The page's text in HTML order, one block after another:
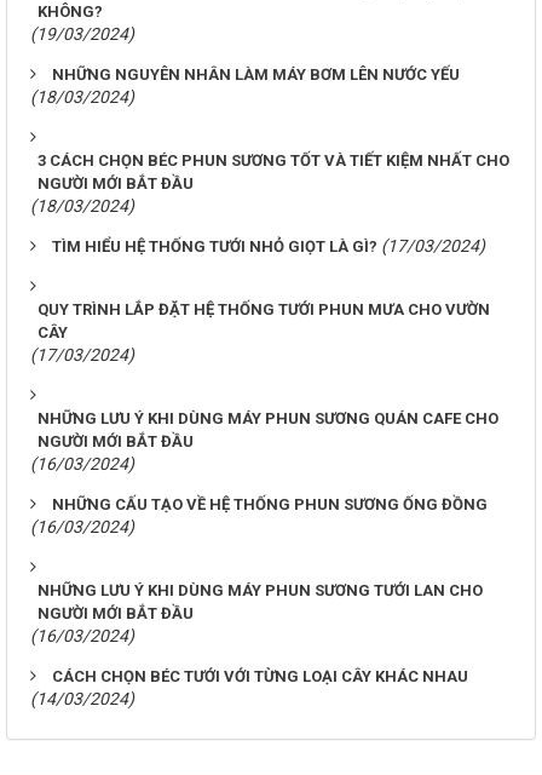
KHÔNG?
(19/03/2024)
NHỮNG NGUYÊN NHÂN LÀM MÁY BƠM LÊN NƯỚC YẾU
(18/03/2024)
3 CÁCH CHỌN BÉC PHUN SƯƠNG TỐT VÀ TIẾT KIỆM NHẤT CHO
NGƯỜI MỚI BẮT ĐẦU
(18/03/2024)
TÌM HIỂU HỆ THỐNG TƯỚI NHỎ GIỌT LÀ GÌ? (17/03/2024)
QUY TRÌNH LẮP ĐẶT HỆ THỐNG TƯỚI PHUN MƯA CHO VƯỜN
CÂY
(17/03/2024)
NHỮNG LƯU Ý KHI DÙNG MÁY PHUN SƯƠNG QUÁN CAFE CHO
NGƯỜI MỚI BẮT ĐẦU
(16/03/2024)
NHỮNG CẤU TẠO VỀ HỆ THỐNG PHUN SƯƠNG ỐNG ĐỒNG
(16/03/2024)
NHỮNG LƯU Ý KHI DÙNG MÁY PHUN SƯƠNG TƯỚI LAN CHO
NGƯỜI MỚI BẮT ĐẦU
(16/03/2024)
CÁCH CHỌN BÉC TƯỚI VỚI TỪNG LOẠI CÂY KHÁC NHAU
(14/03/2024)